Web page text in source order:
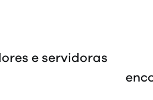
e servidoras